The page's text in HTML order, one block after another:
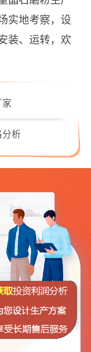
实地考察，设
装、运转，欢
析